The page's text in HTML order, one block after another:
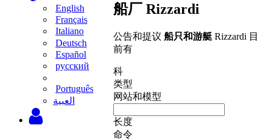
English
Français
Italiano
Deutsch
Español
русский
Português
‫العبية
船厂 Rizzardi
公告和提议 船只和游艇 Rizzardi 目
前有
科
类型
网站和模型
长度
命令